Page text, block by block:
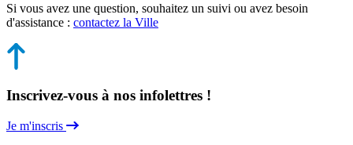
Si vous avez une question, souhaitez un suivi ou avez besoin
d'assistance : contactez la Ville
Inscrivez-vous à nos infolettres !
Je m'inscris